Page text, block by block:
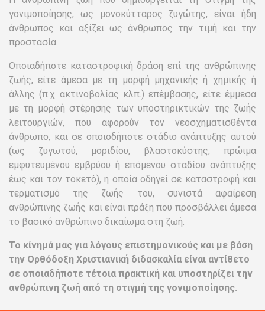
γονιμοποίησης, ως μονοκύτταρος ζυγώτης, είναι ήδη
άνθρωπος και αξίζει ως άνθρωπος την τιμή και την
προστασία.
Οποιαδήποτε καταστροφική δράση επί της ανθρώπινης
ζωής, είτε άμεσα με τη μορφή μηχανικής ή χημικής ή
άλλης (π.χ ακτινοβολίας κλπ.) επέμβασης, είτε έμμεσα
με τη μορφή στέρησης των υποστηρικτικών της ζωής
λειτουργιών, που αφορούν τον νεοσχηματισθέντα
άνθρωπο, και σε οποιοδήποτε στάδιο ανάπτυξης αυτού
(ως ζυγωτού, μοριδίου, βλαστοκύστης, πρώιμα
εμφυτευμένου εμβρύου ή επόμενου σταδίου ανάπτυξης
έως και τον τοκετό), η οποία οδηγεί σε καταστροφή και
τερματισμό της ζωής του, συνιστά αφαίρεση
ανθρώπινης ζωής και είναι πράξη που προσβάλλει άμεσα
το βασικό ανθρώπινο δικαίωμα στη ζωή.
Το κίνημά μας για λόγους επιστημονικούς και με βάση
την Ορθόδοξη Χριστιανική διδασκαλία είναι αντίθετο
σε οποιαδήποτε τέτοια πρακτική και υποστηρίζει την
ανθρώπινη ζωή από τη στιγμή της γονιμοποίησης.